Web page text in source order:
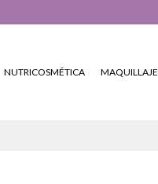
NUTRICOSMÉTICA MAQUILLAJE